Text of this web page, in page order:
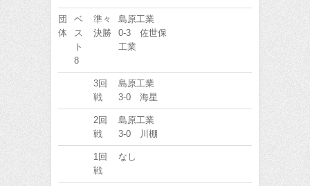
団
体
ベ
ス
ト
8
準々
決勝
島原工業
0-3 佐世保
工業
3回
戦
島原工業
3-0 海星
2回
戦
島原工業
3-0 川棚
1回
戦
なし